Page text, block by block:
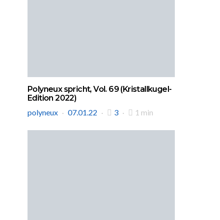
Polyneux spricht, Vol. 69 (Kristallkugel-
Edition 2022)
polyneux
07.01.22 3 1 min